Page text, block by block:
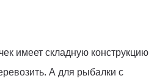
имеет складную конструкцию
А для рыбалки с